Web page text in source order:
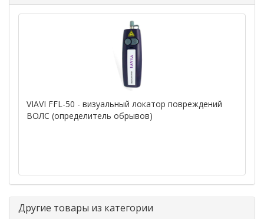
VIAVI FFL-50 - визуальный локатор повреждений
ВОЛС (определитель обрывов)
Другие товары из категории